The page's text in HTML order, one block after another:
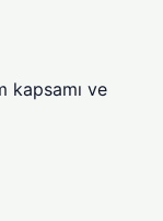
kapsamı ve